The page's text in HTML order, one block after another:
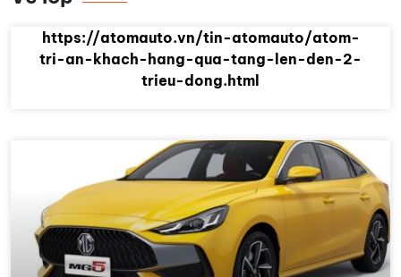
https://atomauto.vn/tin-atomauto/atom-
tri-an-khach-hang-qua-tang-len-den-2-
trieu-dong.html